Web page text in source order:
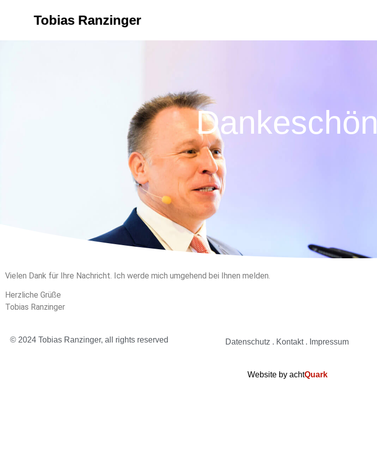
Tobias Ranzinger
Dankeschön
Vielen Dank für Ihre Nachricht. Ich werde mich umgehend bei Ihnen melden.
Herzliche Grüße
Tobias Ranzinger
© 2024 Tobias Ranzinger, all rights reserved Datenschutz . Kontakt . Impressum
Website by achtQuark